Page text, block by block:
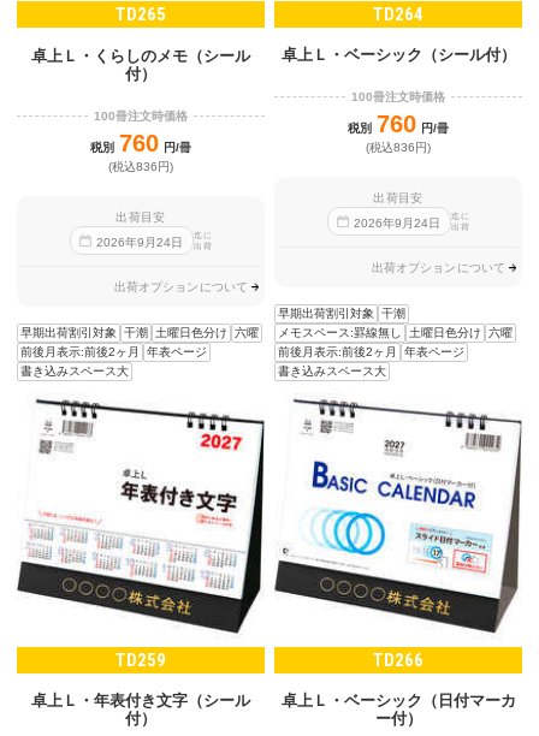
TD265
卓上Ｌ・くらしのメモ（シール
付）
100冊注文時価格
税別 760 円/冊
(税込836円)
出荷目安
2026年9 月24日
迄に
出荷
出荷オプションについて
早期出荷割引対象 干潮 土曜日色分け
六曜
前後月表示:前後2ヶ月
年表ページ
書き込みスペース大
TD264
卓上Ｌ・ベーシック（シール付）
100冊注文時価格
税別 760 円/冊
(税込836円)
出荷目安
2026年9 月24日
迄に
出荷
出荷オプションについて
早期出荷割引対象
干潮
メモスペース:罫線無し
土曜日色分け
六曜
前後月表示:前後2ヶ月
年表ページ
書き込みスペース大
TD259
卓上Ｌ・年表付き文字（シール
付）
TD266
卓上Ｌ・ベーシック（日付マーカ
ー付）